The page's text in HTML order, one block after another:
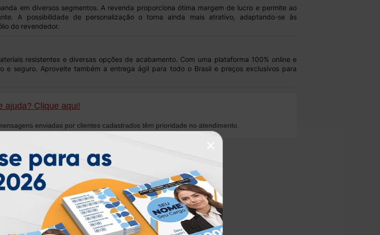
em diversos segmentos. A revenda proporciona ótima margem de lucro e permite ao
. A possibilidade de personalização o torna ainda mais atrativo, adaptando-se às
do revendedor.
resistentes e diversas opções de acabamento. Com uma plataforma 100% onlinee
e seguro. Aproveite também a entrega ágil para todo o Brasil e preços exclusivos para
ajuda? Clique aqui!
enviadas por clientes cadastrados têm prioridade no atendimento.